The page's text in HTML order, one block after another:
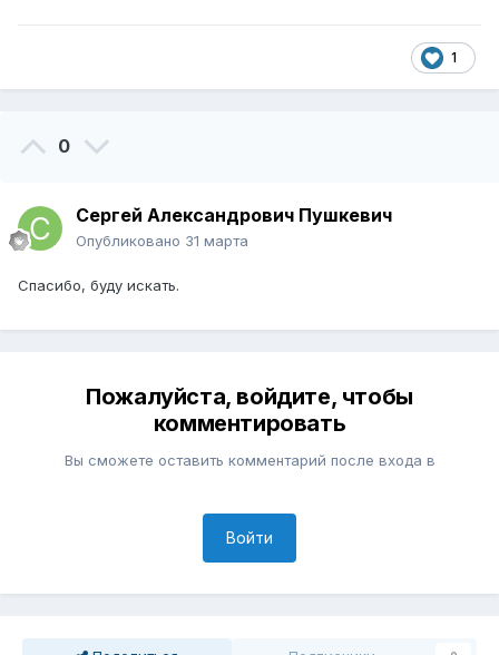
1
0
Сергей Александрович Пушкевич
Опубликовано 31 марта
Спасибо, буду искать.
Пожалуйста, войдите, чтобы
комментировать
Вы сможете оставить комментарий после входа в
Войти